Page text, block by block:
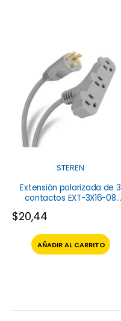
STEREN
Extensión polarizada de 3
contactos EXT-3X16-08
$20,44
AÑADIR AL CARRITO